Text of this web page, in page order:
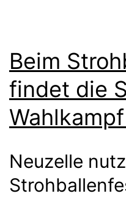
Beim
findet die
Neuzelle